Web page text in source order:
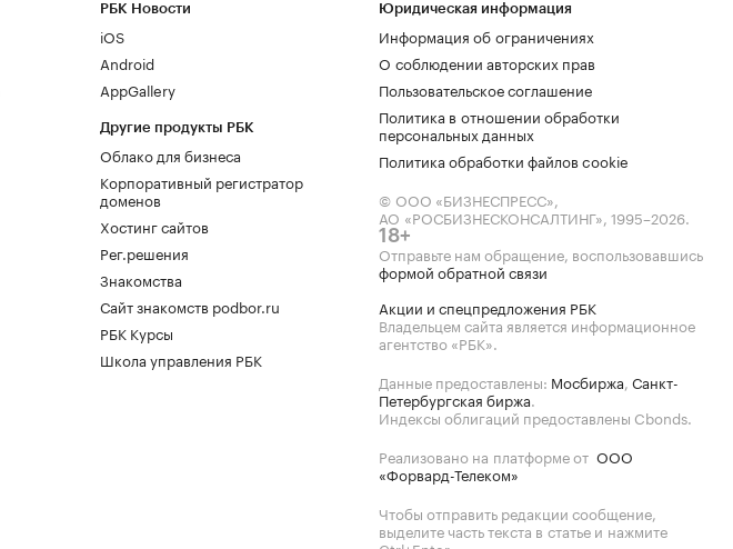
РБК Новости
iOS
Android
AppGallery
Другие продукты РБК
Облако для бизнеса
Корпоративный регистратор
доменов
Хостинг сайтов
Рег.решения
Знакомства
Сайт знакомств podbor.ru
РБК Курсы
Школа управления РБК
Юридическая информация
Информация об ограничениях
О соблюдении авторских прав
Пользовательское соглашение
Политика в отношении обработки
персональных данных
Политика обработки файлов cookie
© ООО «БИЗНЕСПРЕСС»,
АО «РОСБИЗНЕСКОНСАЛТИНГ», 1995–2026.
18+
Отправьте нам обращение, воспользовавшись
формой обратной связи
Акции и спецпредложения РБК
Владельцем сайта является информационное
агентство «РБК».
Данные предоставлены: Мосбиржа, Санкт-
Петербургская биржа.
Индексы облигаций предоставлены Cbonds.
Реализовано на платформе от ООО
«Форвард-Телеком»
Чтобы отправить редакции сообщение,
выделите часть текста в статье и нажмите